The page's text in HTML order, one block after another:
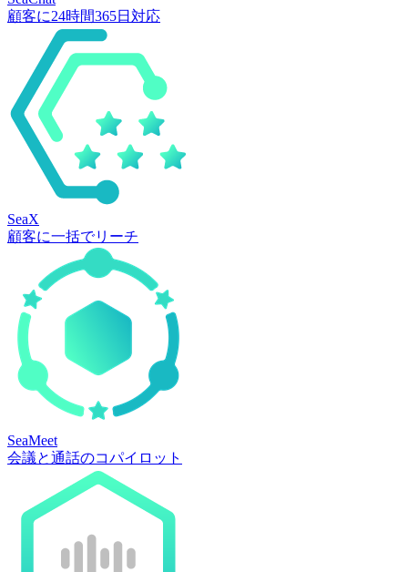
顧客に24時間365日対応
SeaX
顧客に一括でリーチ
SeaMeet
会議と通話のコパイロット